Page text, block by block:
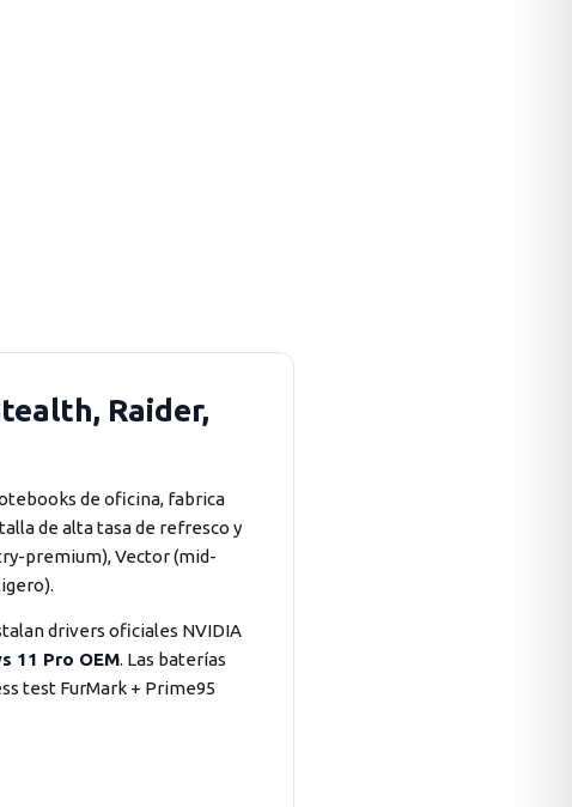
Raider,
de oficina, fabrica
de alta tasa de refresco y
premium), Vector (mid-
drivers oficiales NVIDIA
11 Pro OEM. Las baterías
test FurMark + Prime95